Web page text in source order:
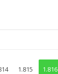
1.815 1.816